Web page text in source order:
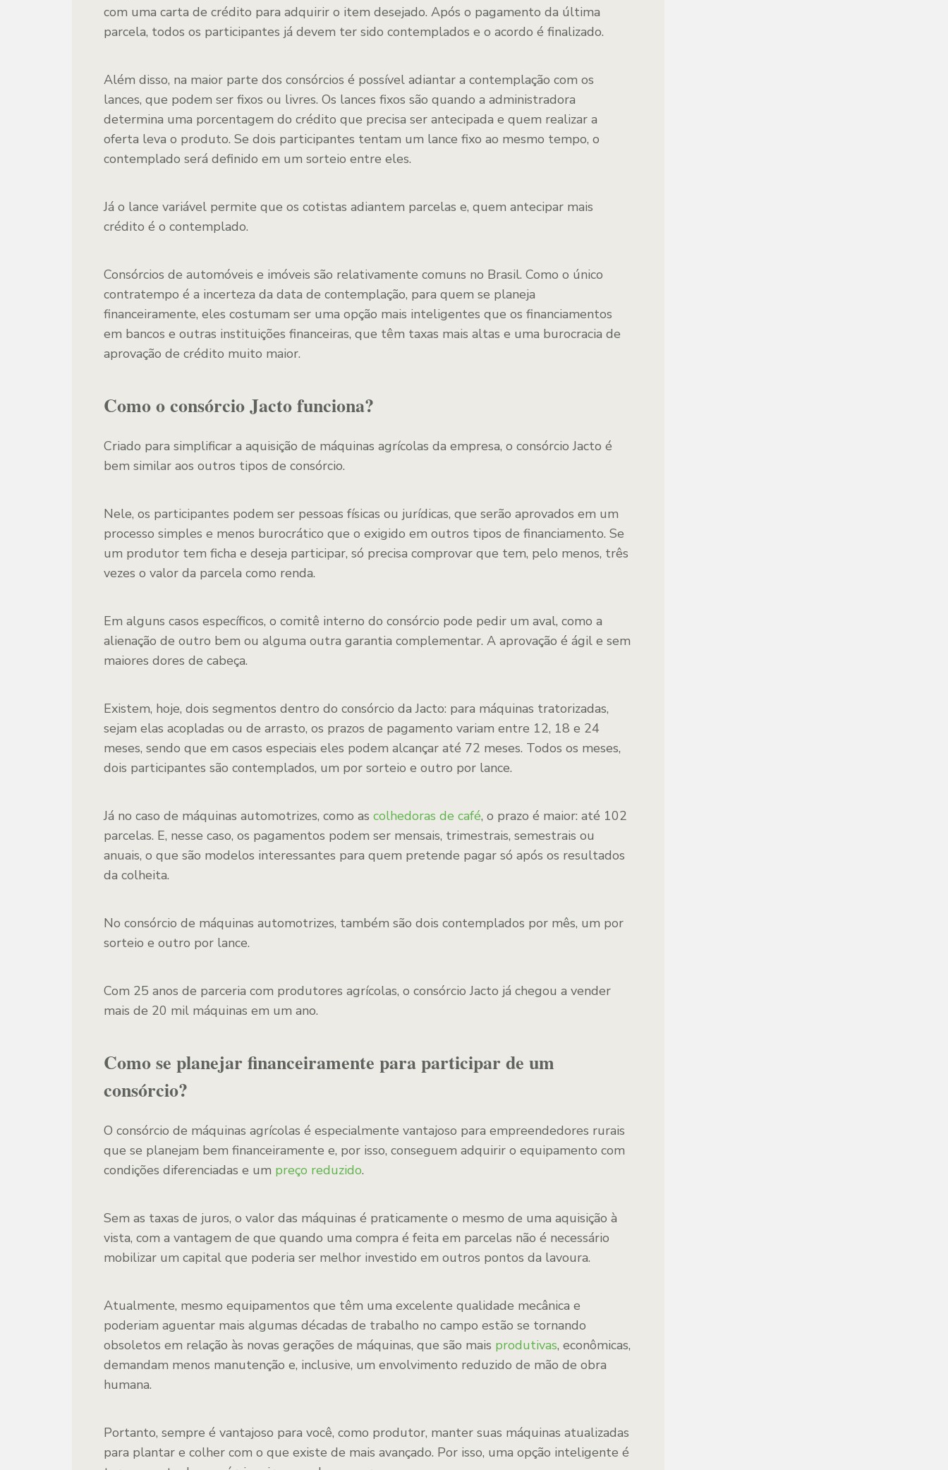
com uma carta de crédito para adquirir o item desejado. Após o pagamento da última
parcela, todos os participantes já devem ter sido contemplados e o acordo é finalizado.
Além disso, na maior parte dos consórcios é possível adiantar a contemplação com os
lances, que podem ser fixos ou livres. Os lances fixos são quando a administradora
determina uma porcentagem do crédito que precisa ser antecipada e quem realizar a
oferta leva o produto. Se dois participantes tentam um lance fixo ao mesmo tempo, o
contemplado será definido em um sorteio entre eles.
Já o lance variável permite que os cotistas adiantem parcelas e, quem antecipar mais
crédito é o contemplado.
Consórcios de automóveis e imóveis são relativamente comuns no Brasil. Como o único
contratempo é a incerteza da data de contemplação, para quem se planeja
financeiramente, eles costumam ser uma opção mais inteligentes que os financiamentos
em bancos e outras instituições financeiras, que têm taxas mais altas e uma burocracia de
aprovação de crédito muito maior.
Como o consórcio Jacto funciona?
Criado para simplificar a aquisição de máquinas agrícolas da empresa, o consórcio Jacto é
bem similar aos outros tipos de consórcio.
Nele, os participantes podem ser pessoas físicas ou jurídicas, que serão aprovados em um
processo simples e menos burocrático que o exigido em outros tipos de financiamento. Se
um produtor tem ficha e deseja participar, só precisa comprovar que tem, pelo menos, três
vezes o valor da parcela como renda.
Em alguns casos específicos, o comitê interno do consórcio pode pedir um aval, como a
alienação de outro bem ou alguma outra garantia complementar. A aprovação é ágil e sem
maiores dores de cabeça.
Existem, hoje, dois segmentos dentro do consórcio da Jacto: para máquinas tratorizadas,
sejam elas acopladas ou de arrasto, os prazos de pagamento variam entre 12, 18 e 24
meses, sendo que em casos especiais eles podem alcançar até 72 meses. Todos os meses,
dois participantes são contemplados, um por sorteio e outro por lance.
Já no caso de máquinas automotrizes, como as colhedoras de café, o prazo é maior: até 102
parcelas. E, nesse caso, os pagamentos podem ser mensais, trimestrais, semestrais ou
anuais, o que são modelos interessantes para quem pretende pagar só após os resultados
da colheita.
No consórcio de máquinas automotrizes, também são dois contemplados por mês, um por
sorteio e outro por lance.
Com 25 anos de parceria com produtores agrícolas, o consórcio Jacto já chegou a vender
mais de 20 mil máquinas em um ano.
Como se planejar financeiramente para participar de um
consórcio?
O consórcio de máquinas agrícolas é especialmente vantajoso para empreendedores rurais
que se planejam bem financeiramente e, por isso, conseguem adquirir o equipamento com
condições diferenciadas e um preço reduzido.
Sem as taxas de juros, o valor das máquinas é praticamente o mesmo de uma aquisição à
vista, com a vantagem de que quando uma compra é feita em parcelas não é necessário
mobilizar um capital que poderia ser melhor investido em outros pontos da lavoura.
Atualmente, mesmo equipamentos que têm uma excelente qualidade mecânica e
poderiam aguentar mais algumas décadas de trabalho no campo estão se tornando
obsoletos em relação às novas gerações de máquinas, que são mais produtivas, econômicas,
demandam menos manutenção e, inclusive, um envolvimento reduzido de mão de obra
humana.
Portanto, sempre é vantajoso para você, como produtor, manter suas máquinas atualizadas
para plantar e colher com o que existe de mais avançado. Por isso, uma opção inteligente é